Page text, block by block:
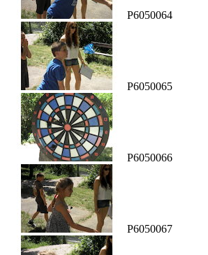
P6050064
P6050065
P6050066
P6050067